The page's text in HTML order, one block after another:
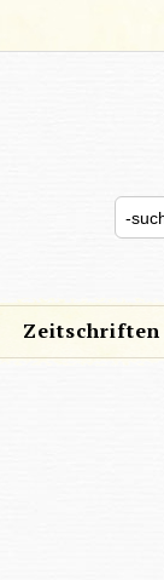
Zeitschriften